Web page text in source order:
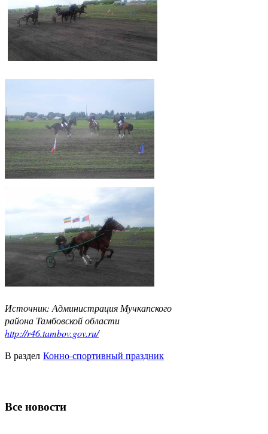
Источник: Администрация Мучкапского
района Тамбовской области
http://r46.tambov.gov.ru/
В раздел Конно-спортивный праздник
Все новости